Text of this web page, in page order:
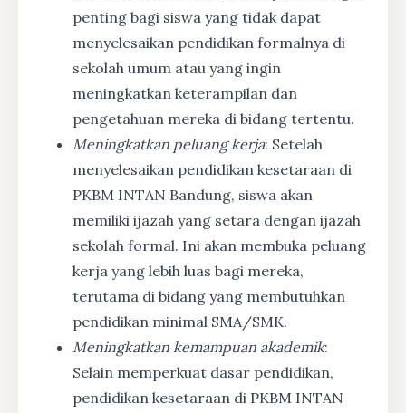
penting bagi siswa yang tidak dapat
menyelesaikan pendidikan formalnya di
sekolah umum atau yang ingin
meningkatkan keterampilan dan
pengetahuan mereka di bidang tertentu.
Meningkatkan peluang kerja: Setelah
menyelesaikan pendidikan kesetaraan di
PKBM INTAN Bandung, siswa akan
memiliki ijazah yang setara dengan ijazah
sekolah formal. Ini akan membuka peluang
kerja yang lebih luas bagi mereka,
terutama di bidang yang membutuhkan
pendidikan minimal SMA/SMK.
Meningkatkan kemampuan akademik:
Selain memperkuat dasar pendidikan,
pendidikan kesetaraan di PKBM INTAN